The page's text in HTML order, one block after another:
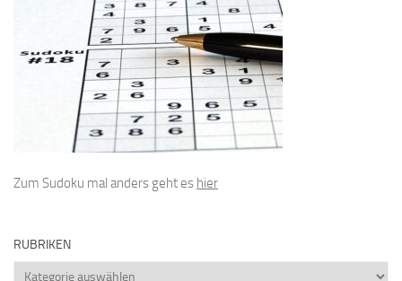
Zum Sudoku mal anders geht es hier
RUBRIKEN
Rubriken